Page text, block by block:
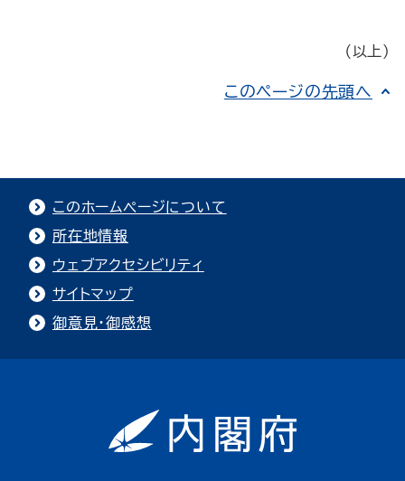
（以上）
このページの先頭へ
このホームページについて
所在地情報
ウェブアクセシビリティ
サイトマップ
御意見・御感想